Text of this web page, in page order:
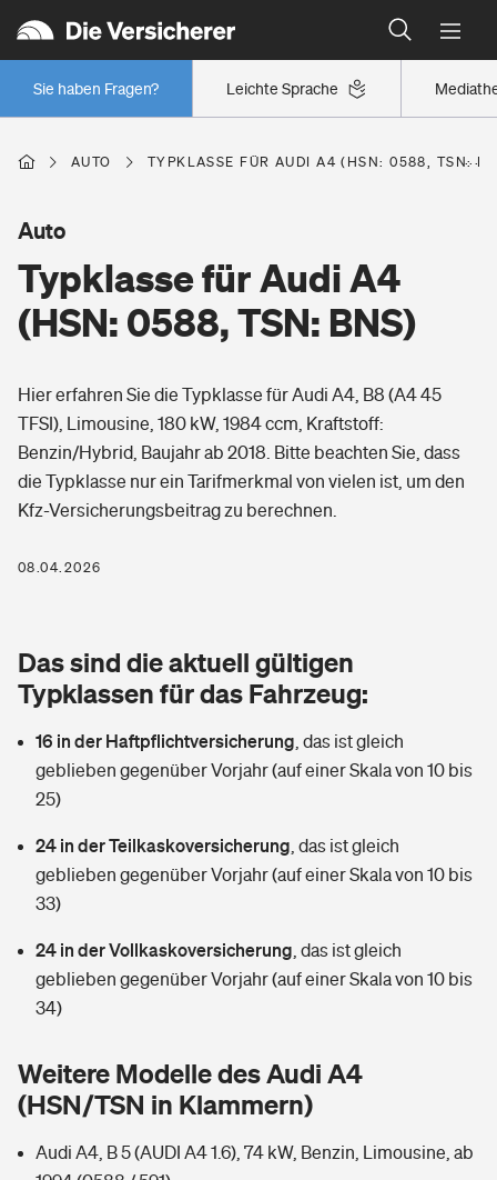
Leichte Sprache
Sie haben Fragen?
Wer versichert was: Jetzt Versicherer finden
Regionalklassen: So ist Ihre Region eingestuft
Wer versichert was: Jetzt Versicherer finden
Berufsunfähigkeitsversicherung
Erwerbsunfähigkeitsversicherung
Grundfähigkeitsversicherung
Arbeitsrechtsschutz
Berufshaftpflichtversicherung
Zur Übersicht
Tools
Wer versichert was: Jetzt Versicherer finden
Sie haben Fragen?
Wohnen
Elementarversicherung
Glasversicherung
Mietkautionsversicherung
Restkreditversicherung
Zur Übersicht
Tools
Wer versichert was: Jetzt Versicherer finden
Sie haben Fragen?
Freizeit
Pri­vate Haft­pflicht­
Kinderunfall­ver­si­che­rung
Kinderinvalidität
Hundehalter-Haftpflicht
Handyversicherung
Musikinstrumentenversicherung
Zur Übersicht
Gesundheit
Private Krankenversicherung
Dread-Disease-Versicherung
Tierkrankenversicherung
Zur Übersicht
Tools
Wer versichert was: Jetzt Versicherer finden
Sie haben Fragen?
Rentenrechner: Wie viel Geld bekomme ich im Alter?
AUTO TYPKLASSE FÜR AUDI A4 (HSN: 0588, TSN:
Typklasse für Audi A4
(HSN: 0588, TSN: BNS)
Auto
Hier erfahren Sie die Typklasse für Audi A4, B8 (A4 45
TFSI), Limousine, 180 kW, 1984 ccm, Kraftstoff:
Benzin/Hybrid, Baujahr ab 2018. Bitte beachten Sie, dass
die Typklasse nur ein Tarifmerkmal von vielen ist, um den
Kfz-Versicherungsbeitrag zu berechnen.
08.04.2026
Das sind die aktuell gültigen
Typklassen für das Fahrzeug:
16 in der Haftpflichtversicherung das ist gleich
geblieben gegenüber Vorjahr (auf einer Skala von 10 bis
25)
24 in der Teilkaskoversicherung das ist gleich
geblieben gegenüber Vorjahr (auf einer Skala von 10 bis
33)
24 in der Vollkaskoversicherung das ist gleich
geblieben gegenüber Vorjahr (auf einer Skala von 10 bis
34)
Weitere Modelle des Audi A4
(HSN/TSN in Klammern)
Audi A4, B 5 (AUDI A4 1.6), 74 kW, Benzin, Limousine, ab